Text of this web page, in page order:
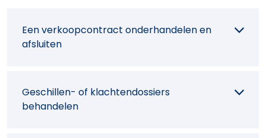
Verbetertrajecten voorstellen
Een verkoopcontract onderhandelen en
afsluiten
Geschillen- of klachtendossiers
behandelen